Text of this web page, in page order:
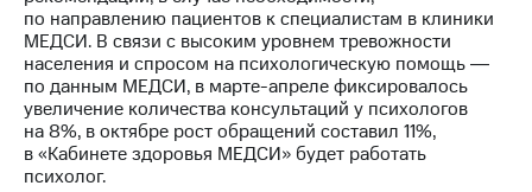
по направлению пациентов к специалистам в клиники
МЕДСИ. В связи с высоким уровнем тревожности
населения и спросом на психологическую помощь ―
по данным МЕДСИ, в марте-апреле фиксировалось
увеличение количества консультаций у психологов
на 8%, в октябре рост обращений составил 11%,
в «Кабинете здоровья МЕДСИ» будет работать
психолог.